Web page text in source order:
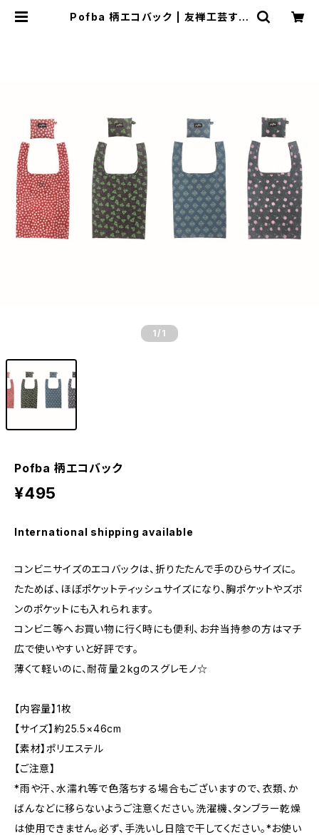
Pofba 柄エコバック | 友禅工芸すず
1 /1
Pofba 柄エコバック
¥495
International shipping available
コンビニサイズのエコバックは、折りたたんで手のひらサイズに。
たためば、ほぼポケットティッシュサイズになり、胸ポケットやズボ
ンのポケットにも入れられます。
コンビニ等へお買い物に行く時にも便利、お弁当持参の方はマチ
広で使いやすいと好評です。
薄くて軽いのに、耐荷量２kgのスグレモノ☆
【内容量】1枚
【サイズ】約25.5×46cm
【素材】ポリエステル
【ご注意】
*雨や汗、水濡れ等で色落ちする場合もございますので、衣類、か
ばんなどに移らないようご注意ください。洗濯機、タンブラー乾燥
は使用できません。必ず、手洗いし日陰で干してください。*お使い